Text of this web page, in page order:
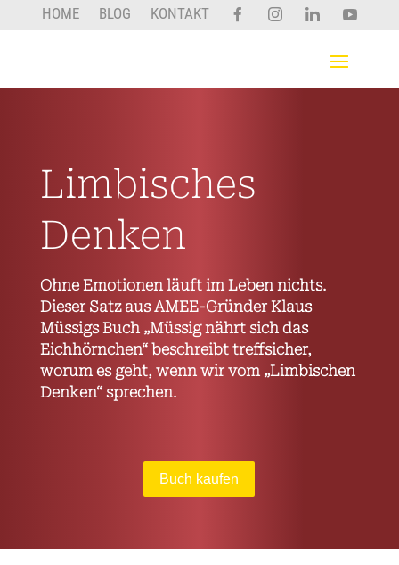
HOME BLOG KONTAKT
Limbisches
Denken
Ohne Emotionen läuft im Leben nichts.
Dieser Satz aus AMEE-Gründer Klaus
Müssigs Buch „Müssig nährt sich das
Eichhörnchen“ beschreibt treffsicher,
worum es geht, wenn wir vom „Limbischen
Denken“ sprechen.
Buch kaufen